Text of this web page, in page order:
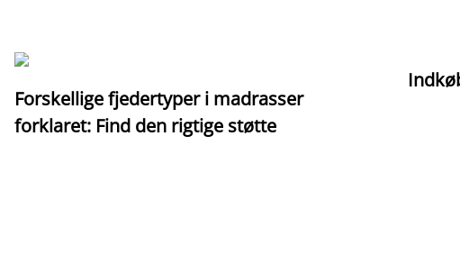
Forskellige fjedertyper i madrasser
forklaret: Find den rigtige støtte